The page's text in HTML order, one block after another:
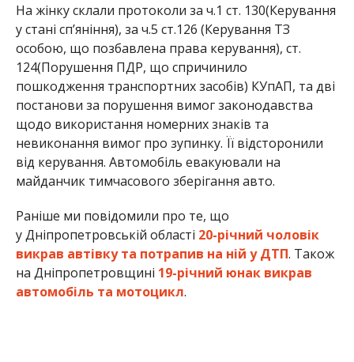
На жінку склали протоколи за ч.1 ст. 130(Керування
у стані сп’яніння), за ч.5 ст.126 (Керування ТЗ
особою, що позбавлена права керування), ст.
124(Порушення ПДР, що спричинило
пошкодження транспортних засобів) КУпАП, та дві
постанови за порушення вимог законодавства
щодо використання номерних знаків та
невиконання вимог про зупинку. Її відсторонили
від керування. Автомобіль евакуювали на
майданчик тимчасового зберігання авто.
Раніше ми повідомили про те, що
у Дніпропетровській області 20-річний чоловік
викрав автівку та потрапив на ній у ДТП. Також
на Дніпропетровщині 19-річний юнак викрав
автомобіль та мотоцикл.